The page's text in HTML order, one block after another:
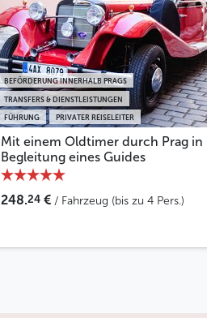
FÜHRUNG PRIVATER REISELEITER
TRANSFERS & DIENSTLEISTUNGEN
BEFÖRDERUNG INNERHALB PRAGS
Mit einem Oldtimer durch Prag in
Begleitung eines Guides
248.24 € / Fahrzeug (bis zu 4 Pers.)